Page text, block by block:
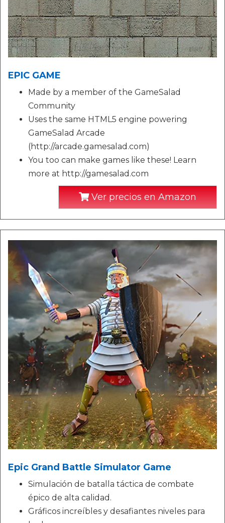
EPIC GAME
Made by a member of the GameSalad
Community
Uses the same HTML5 engine powering
GameSalad Arcade
(http://arcade.gamesalad.com)
You too can make games like these! Learn
more at http://gamesalad.com
Ver precios en Amazon
Epic Grand Battle Simulator Game
Simulación de batalla táctica de combate
épico de alta calidad.
Gráficos increíbles y desafiantes niveles para